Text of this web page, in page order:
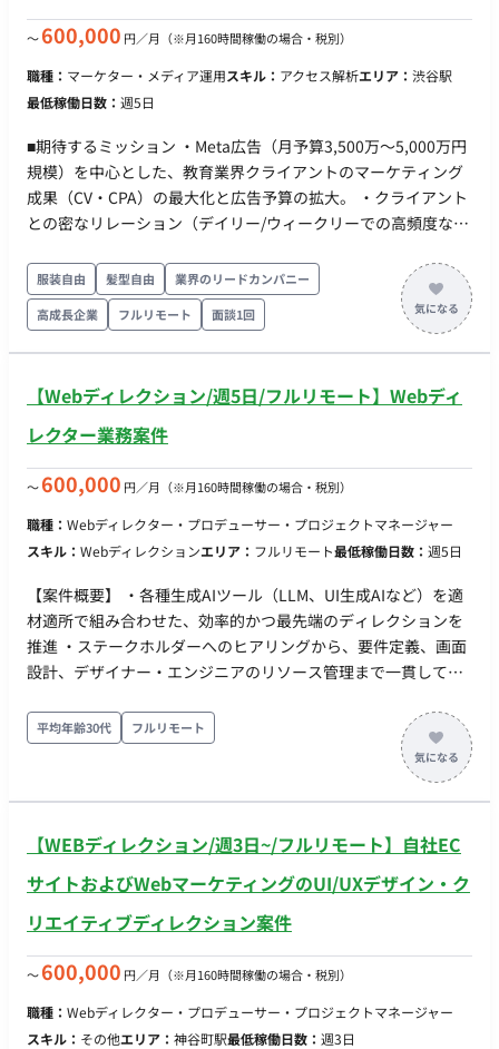
〜600,000 円／月 （※月160時間稼働の場合・税別）
職種： マーケター・メディア運用スキル： アクセス解析エリア： 渋谷駅
最低稼働日数： 週5日
■期待するミッション ・Meta広告（月予算3,500万〜5,000万円
規模）を中心とした、教育業界クライアントのマーケティング
成果（CV・CPA）の最大化と広告予算の拡大。 ・クライアント
との密なリレーション（デイリー/ウィークリーでの高頻度な折
的に提案・実行し続けること。 ■商材 女性向けデザインスクー
ル ■ 担当工程（業務範囲） ・アカウントプランニングおよびフ
ロント折衝全般（上流提案から日次の顧客対応まで一気通貫）
・具体的には、日次の数値報告・運用方針提案、週次の・シミ
例会議運営。 ・クリエイティブディレクション業務（訴求軸の
選定、構成案の作成、デザイナーへの発注・管理）。 ・Meta広
業」自体は、社内の専任コンサルタントが担当するため、プラ
す。 ■ チーム体制 フロント体制：本ポジションの担当プランナ
ー 1名（1社専任コミット） バックオフィス・サポート：社内の
ブ制作チーム ■ 業務の流れ ・日次（デイリー）: 朝報告にて当
日の運用方針（訴求別コスト報告・件数予測）をテキスト共
有。日中の顧客からの質問に対する都度打ち返し（効果不調時
のリカバリー策、好調時の増枠提案など）、15分程度のデイリ
ー打合せ。 ・週次（ウィークリー）: LPO定例（30分）、クリ
エイティブ（CR）定例（1時間）、全体定例（1.5時間）の実
施。週1回のシミュレーション（SIM）提出。 ・随時: 配信結果
の分析に基づく新規クリエイティブのディレクション、教育業
日：即日 リモート可否：フルリモート可 働き方：8時間×週5日
服装自由 髪型自由
業界のリードカンパニー
高成長企業
フルリモート 面談1回
【Webディレクション/週5日/フルリモート】Webディ
レクター業務案件
〜600,000 円／月 （※月160時間稼働の場合・税別）
職種： Webディレクター・プロデューサー・プロジェクトマネージャー
スキル： Webディレクションエリア： フルリモート最低稼働日数： 週5日
【案件概要】 ・各種生成AIツール（LLM、UI生成AIなど）を適
材適所で組み合わせた、効率的かつ最先端のディレクションを
推進 ・ステークホルダーへのヒアリングから、要件定義、画面
設計、デザイナー・エンジニアのリソース管理まで一貫して担
FigmaMake / design.md / Figma / Jira / Backlog / GitHub など
【作業内容】 ・ヒアリングと要件の整理: ステークホルダーの
要望をヒアリングし、目的と必要な機能を整理する。 ・画面遷
移図・機能一覧の作成: ユーザーの導線設計や、実装すべき機能
作成: 各画面のレイアウト、必要な要素、システム的な挙動（ボ
タンを押した際のエラー表示など）を定義する。 ・デザイナー
ってきたデザインが要件を満たしているかチェックする。 ・ス
ケジュールの作成と管理: WBSやガントチャートを作成し、全体
の進捗を管理する。 ・リソース・タスク管理: エンジニアやデ
ザイナーのタスク状況（Backlog、Jira、Githubprojectなどの
チケット）を把握・整理する。 ・定例ミーティングのファシリ
平均年齢30代 フルリモート
【WEBディレクション/週3日~/フルリモート】自社EC
サイトおよびWebマーケティングのUI/UXデザイン・ク
リエイティブディレクション案件
〜600,000 円／月 （※月160時間稼働の場合・税別）
職種： Webディレクター・プロデューサー・プロジェクトマネージャー
スキル： その他エリア： 神谷町駅最低稼働日数： 週3日